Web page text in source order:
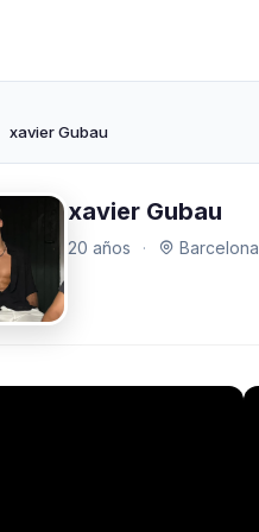
xavier Gubau
xavier Gubau
20 años ·